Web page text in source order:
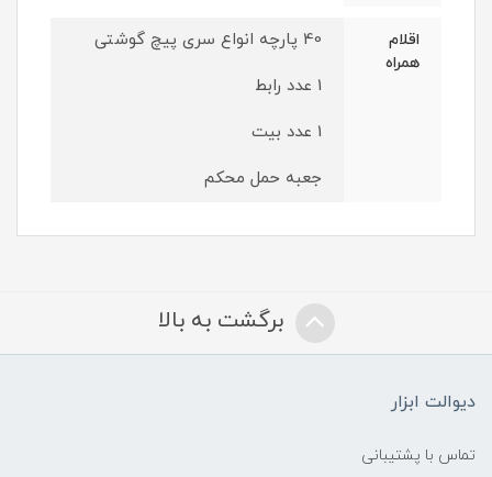
اقلام
همراه
40 پارچه انواع سری پیچ گوشتی
1 عدد رابط
1 عدد بیت
جعبه حمل محکم
برگشت به بالا
دیوالت ابزار
تماس با پشتیبانی